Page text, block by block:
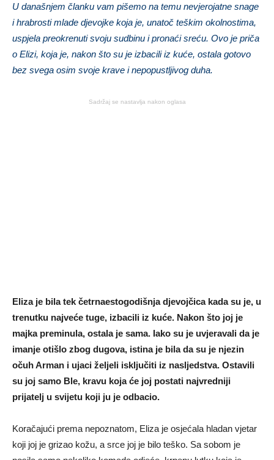
U današnjem članku vam pišemo na temu nevjerojatne snage
i hrabrosti mlade djevojke koja je, unatoč teškim okolnostima,
uspjela preokrenuti svoju sudbinu i pronaći sreću. Ovo je priča
o Elizi, koja je, nakon što su je izbacili iz kuće, ostala gotovo
bez svega osim svoje krave i nepopustljivog duha.
Sadržaj se nastavlja nakon oglasa
Eliza je bila tek četrnaestogodišnja djevojčica kada su je, u
trenutku najveće tuge, izbacili iz kuće. Nakon što joj je
majka preminula, ostala je sama. Iako su je uvjeravali da je
imanje otišlo zbog dugova, istina je bila da su je njezin
očuh Arman i ujaci željeli isključiti iz nasljedstva. Ostavili
su joj samo Ble, kravu koja će joj postati najvredniji
prijatelj u svijetu koji ju je odbacio.
Koračajući prema nepoznatom, Eliza je osjećala hladan vjetar
koji joj je grizao kožu, a srce joj je bilo teško. Sa sobom je